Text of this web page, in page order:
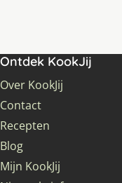
Ontdek KookJij
Over KookJij
Contact
Recepten
Blog
Mijn KookJij